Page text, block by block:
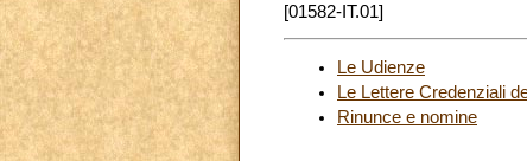
[01582-IT.01]
Le Udienze
Le Lettere Credenziali
Rinunce e nomine